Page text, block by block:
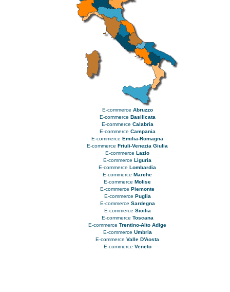
E-commerce Abruzzo
E-commerce Basilicata
E-commerce Calabria
E-commerce Campania
E-commerce Emilia-Romagna
E-commerce Friuli-Venezia Giulia
E-commerce Lazio
E-commerce Liguria
E-commerce Lombardia
E-commerce Marche
E-commerce Molise
E-commerce Piemonte
E-commerce Puglia
E-commerce Sardegna
E-commerce Sicilia
E-commerce Toscana
E-commerce Trentino-Alto Adige
E-commerce Umbria
E-commerce Valle D'Aosta
E-commerce Veneto